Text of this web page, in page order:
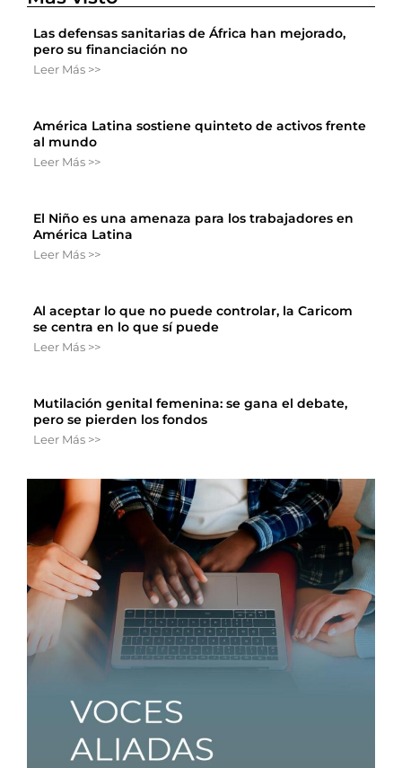
Las defensas sanitarias de África han mejorado,
pero su financiación no
Leer Más >>
América Latina sostiene quinteto de activos frente
al mundo
Leer Más >>
El Niño es una amenaza para los trabajadores en
América Latina
Leer Más >>
Al aceptar lo que no puede controlar, la Caricom
se centra en lo que sí puede
Leer Más >>
Mutilación genital femenina: se gana el debate,
pero se pierden los fondos
Leer Más >>